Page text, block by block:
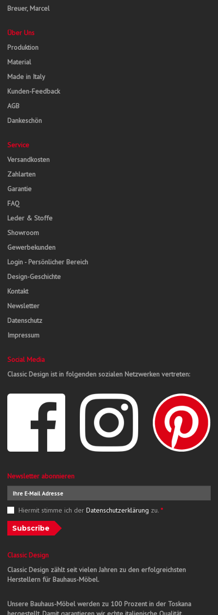
Breuer, Marcel
Über Uns
Produktion
Material
Made in Italy
Kunden-Feedback
AGB
Dankeschön
Service
Versandkosten
Zahlarten
Garantie
FAQ
Leder & Stoffe
Showroom
Gewerbekunden
Login - Persönlicher Bereich
Design-Geschichte
Kontakt
Newsletter
Datenschutz
Impressum
Social Media
Classic Design ist in folgenden sozialen Netzwerken vertreten:
Newsletter abonnieren
Hiermit stimme ich der Datenschutzerklärung zu. *
Subscribe
Classic Design
Classic Design zählt seit vielen Jahren zu den erfolgreichsten
Herstellern für Bauhaus-Möbel.
Unsere Bauhaus-Möbel werden zu 100 Prozent in der Toskana